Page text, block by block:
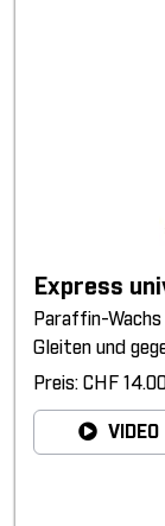
Express
Paraffin-
Gleiten und
Preis: CHF
VIDEO